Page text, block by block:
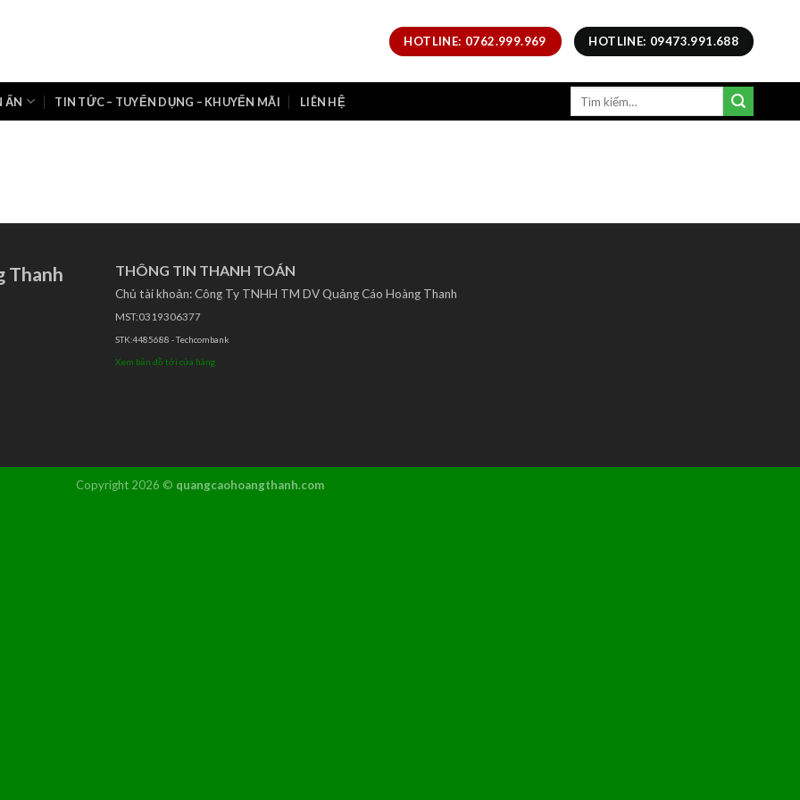
HOTLINE: 0762.999.969 HOTLINE: 09473.991.688
ẤN TIN TỨC – TUYỂN DỤNG – KHUYẾN MÃI LIÊN HỆ
Thanh THÔNG TIN THANH TOÁN
Chủ tài khoản: Công Ty TNHH TM DV Quảng Cáo Hoàng Thanh
MST:0319306377
STK:4485688 - Techcombank
Xem bản đồ tới cửa hàng
Copyright 2026 © quangcaohoangthanh.com